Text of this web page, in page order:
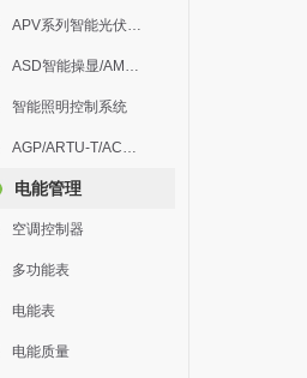
APV系列智能光伏汇流箱
ASD智能操显/AM中压保护
智能照明控制系统
AGP/ARTU-T/ACM/ADDC
电能管理
空调控制器
多功能表
电能表
电能质量